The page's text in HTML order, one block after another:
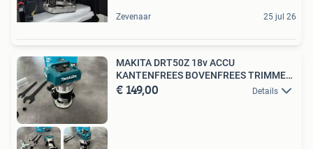
Zevenaar 25 jul 26
MAKITA DRT50Z 18v ACCU
KANTENFREES BOVENFREES TRIMMER
BL LXT
€ 149,00 Details